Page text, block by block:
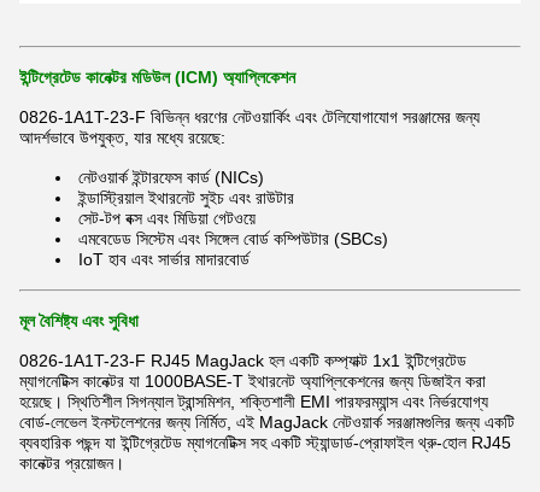
ইন্টিগ্রেটেড কানেক্টর মডিউল (ICM) অ্যাপ্লিকেশন
0826-1A1T-23-F বিভিন্ন ধরণের নেটওয়ার্কিং এবং টেলিযোগাযোগ সরঞ্জামের জন্য
আদর্শভাবে উপযুক্ত, যার মধ্যে রয়েছে:
নেটওয়ার্ক ইন্টারফেস কার্ড (NICs)
ইন্ডাস্ট্রিয়াল ইথারনেট সুইচ এবং রাউটার
সেট-টপ বক্স এবং মিডিয়া গেটওয়ে
এমবেডেড সিস্টেম এবং সিঙ্গেল বোর্ড কম্পিউটার (SBCs)
IoT হাব এবং সার্ভার মাদারবোর্ড
মূল বৈশিষ্ট্য এবং সুবিধা
0826-1A1T-23-F RJ45 MagJack হল একটি কম্প্যাক্ট 1x1 ইন্টিগ্রেটেড
ম্যাগনেটিক্স কানেক্টর যা 1000BASE-T ইথারনেট অ্যাপ্লিকেশনের জন্য ডিজাইন করা
হয়েছে। স্থিতিশীল সিগন্যাল ট্রান্সমিশন, শক্তিশালী EMI পারফরম্যান্স এবং নির্ভরযোগ্য
বোর্ড-লেভেল ইনস্টলেশনের জন্য নির্মিত, এই MagJack নেটওয়ার্ক সরঞ্জামগুলির জন্য একটি
ব্যবহারিক পছন্দ যা ইন্টিগ্রেটেড ম্যাগনেটিক্স সহ একটি স্ট্যান্ডার্ড-প্রোফাইল থ্রু-হোল RJ45
কানেক্টর প্রয়োজন।